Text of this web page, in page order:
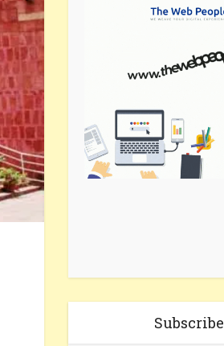
Subscribe